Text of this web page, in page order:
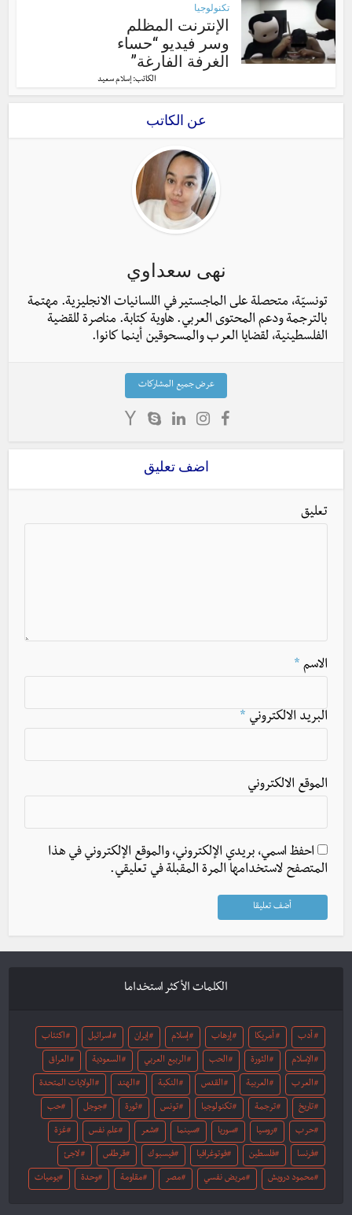
تكنولوجيا
الإنترنت المظلم
وسر فيديو “حساء
الغرفة الفارغة”
الكاتب: إسلام سعيد
عن الكاتب
نهى سعداوي
تونسيّة، متحصلة على الماجستير في اللسانيات الانجليزية. مهتمة
بالترجمة ودعم المحتوى العربي. هاوية كتابة. مناصرة للقضية
الفلسطينية، لقضايا العرب والمسحوقين أينما كانوا.
عرض جميع المشاركات
اضف تعليق
تعليق
الاسم *
البريد الالكتروني *
الموقع الالكتروني
احفظ اسمي، بريدي الإلكتروني، والموقع الإلكتروني في هذا
المتصفح لاستخدامها المرة المقبلة في تعليقي.
الكلمات الأكثر استخداما
أدب أمريكا إرهاب إسلام إيران اسرائيل اكتئاب
الإسلام الثورة الحب الربيع العربي السعودية العراق
العرب العربية القدس النكبة الهند الولايات المتحدة
تاريخ ترجمة تكنولوجيا تونس ثورة جوجل حب
حرب روسيا سوريا سينما شعر علم نفس غزة
فرنسا فلسطين فوتوغرافيا فيسبوك قرطاس لاجئ
محمود درويش مريض نفسي مصر مقاومة وحدة يوميات